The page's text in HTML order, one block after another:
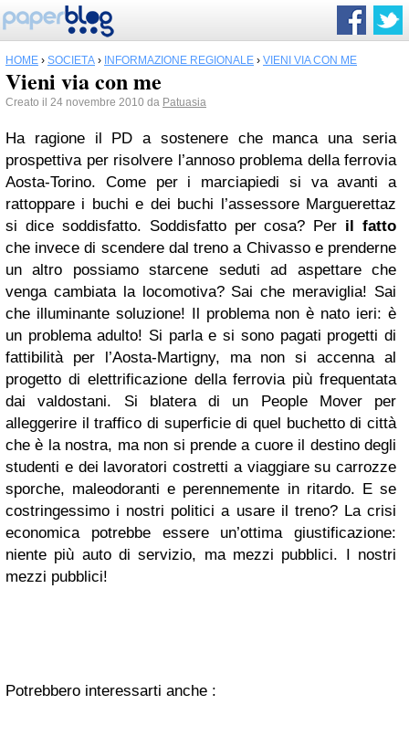
HOME › SOCIETÀ › INFORMAZIONE REGIONALE › VIENI VIA CON ME
Vieni via con me
Creato il 24 novembre 2010 da Patuasia
Ha ragione il PD a sostenere che manca una seria
prospettiva per risolvere l’annoso problema della ferrovia
Aosta-Torino. Come per i marciapiedi si va avanti a
rattoppare i buchi e dei buchi l’assessore Marguerettaz
si dice soddisfatto. Soddisfatto per cosa? Per il fatto
che invece di scendere dal treno a Chivasso e prenderne
un altro possiamo starcene seduti ad aspettare che
venga cambiata la locomotiva? Sai che meraviglia! Sai
che illuminante soluzione! Il problema non è nato ieri: è
un problema adulto! Si parla e si sono pagati progetti di
fattibilità per l’Aosta-Martigny, ma non si accenna al
progetto di elettrificazione della ferrovia più frequentata
dai valdostani. Si blatera di un People Mover per
alleggerire il traffico di superficie di quel buchetto di città
che è la nostra, ma non si prende a cuore il destino degli
studenti e dei lavoratori costretti a viaggiare su carrozze
sporche, maleodoranti e perennemente in ritardo. E se
costringessimo i nostri politici a usare il treno? La crisi
economica potrebbe essere un’ottima giustificazione:
niente più auto di servizio, ma mezzi pubblici. I nostri
mezzi pubblici!
Potrebbero interessarti anche :